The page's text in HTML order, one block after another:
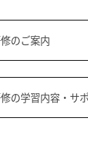
のご案内
の学習内容・サ